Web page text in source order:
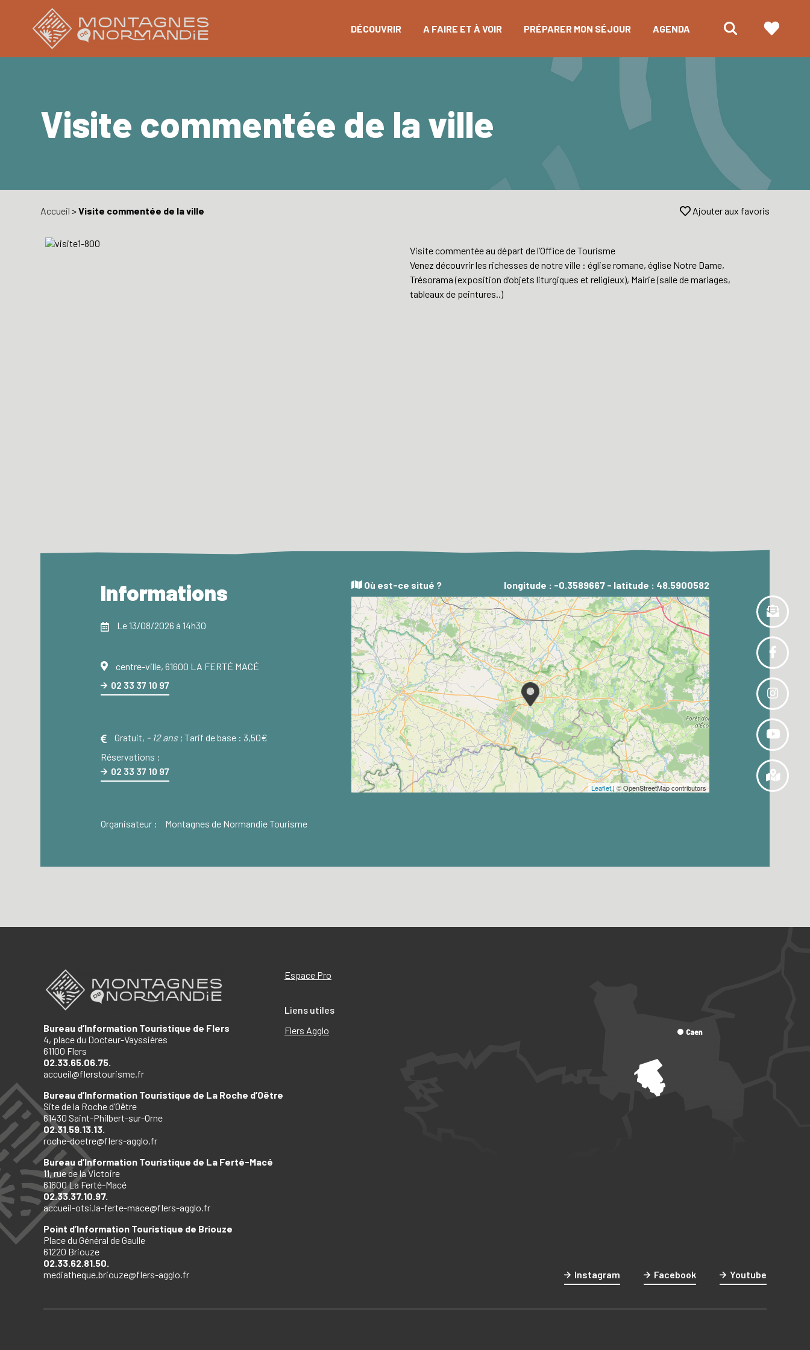
DÉCOUVRIR A FAIRE ET À VOIR PRÉPARER MON SÉJOUR AGENDA
Visite commentée de la ville
Accueil >Visite commentée de la ville Ajouter aux favoris
Visite commentée au départ de l’Office de Tourisme
Venez découvrir les richesses de notre ville : église romane, église Notre Dame,
Trésorama (exposition d’objets liturgiques et religieux), Mairie (salle de mariages,
tableaux de peintures..)
Informations
Le 13/08/2026 à 14h30
centre-ville, 61600 LA FERTÉ MACÉ
02 33 37 10 97
Gratuit, - 12 ans; Tarif de base : 3,50€
Réservations :
02 33 37 10 97
Organisateur : Montagnes de Normandie Tourisme
Où est-ce situé ? longitude : -0.3589667 - latitude : 48.5900582
Leaflet | © OpenStreetMap contributors
Bureau d’Information Touristique de Flers
4, place du Docteur-Vayssières
61100 Flers
02.33.65.06.75.
accueil@flerstourisme.fr
Bureau d’Information Touristique de La Roche d’Oëtre
Site de la Roche d’Oëtre
61430 Saint-Philbert-sur-Orne
02.31.59.13.13.
roche-doetre@flers-agglo.fr
Bureau d’Information Touristique de La Ferté-Macé
11, rue de la Victoire
61600 La Ferté-Macé
02.33.37.10.97.
accueil-otsi.la-ferte-mace@flers-agglo.fr
Point d’Information Touristique de Briouze
Place du Général de Gaulle
61220 Briouze
02.33.62.81.50.
mediatheque.briouze@flers-agglo.fr
Espace Pro
Liens utiles
Flers Agglo
Instagram Facebook Youtube